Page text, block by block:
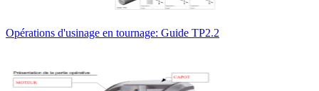
Opérations d'usinage en tournage: Guide TP2.2